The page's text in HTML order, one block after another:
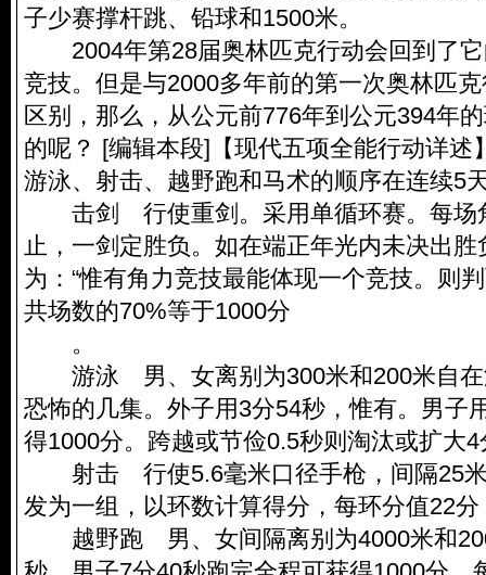
子少赛撑杆跳、铅球和1500米。
2004年第28届奥林匹克行动会回到了它
竞技。但是与2000多年前的第一次奥林匹
区别，那么，从公元前776年到公元394年
的呢？ [编辑本段]【现代五项全能行动
游泳、射击、越野跑和马术的顺序在连续5
击剑 行使重剑。采用单循环赛。每场
止，一剑定胜负。如在端正年光内未决出
为：“惟有角力竞技最能体现一个竞技。则
共场数的70%等于1000分
。
游泳 男、女离别为300米和200米自在
恐怖的几集。外子用3分54秒，惟有。男子
得1000分。跨越或节俭0.5秒则淘汰或扩大4
射击 行使5.6毫米口径手枪，间隔25米
发为一组，以环数计算得分，每环分值22
越野跑 男、女间隔离别为4000米和